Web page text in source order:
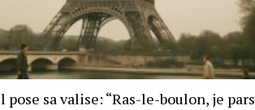
pose sa valise: “Ras-le-boulon, je pars